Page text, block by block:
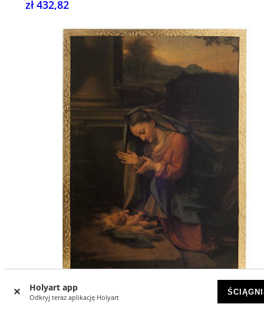
Holyart app
Odkryj teraz aplikację Holyart
zł 432,82
Obraz druk na drewnie Narodziny Jezusa